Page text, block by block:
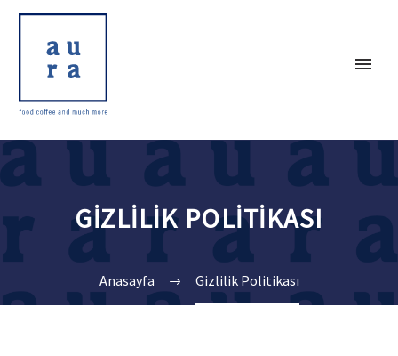
GIZLILIK POLITIKASI
Anasayfa Gizlilik Politikası